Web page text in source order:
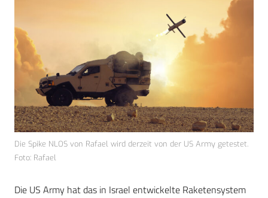
Die Spike NLOS von Rafael wird derzeit von der US Army getestet.
Foto: Rafael
Die US Army hat das in Israel entwickelte Raketensystem